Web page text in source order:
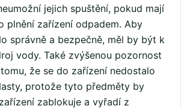
jejich spuštění, pokud mají
plnění zařízení odpadem. Aby
správně a bezpečně, měl by být k
vody. Také zvýšenou pozornost
že se do zařízení nedostalo
protože tyto předměty by
zablokuje a vyřadí z